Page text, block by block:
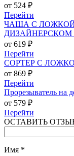
от 524 ₽
Перейти
ЧАША С ЛОЖКОЙ
ДИЗАЙНЕРСКОМ
от 619 ₽
Перейти
СОРТЕР С ЛОЖКОЙ
от 869 ₽
Перейти
Прорезыватель на
от 579 ₽
Перейти
ОСТАВИТЬ
Имя *